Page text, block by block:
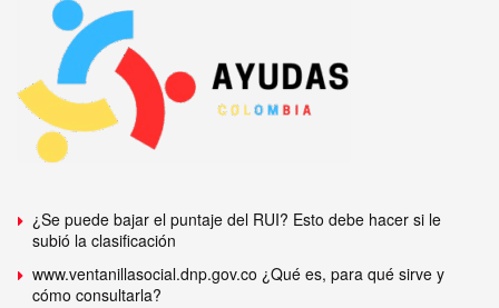
¿Se puede bajar el puntaje del RUI? Esto debe hacer si le
subió la clasificación
www.ventanillasocial.dnp.gov.co ¿Qué es, para qué sirve y
cómo consultarla?